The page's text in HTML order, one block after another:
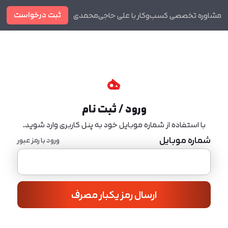
مشاوره تخصصی کسب‌وکار با علی حاجی‌محمدی ثبت درخواست
ورود / ثبت نام
با استفاده از شماره موبایل خود به پنل کاربری وارد شوید.
شماره موبایل ورود با رمز عبور
ارسال رمز یکبار مصرف